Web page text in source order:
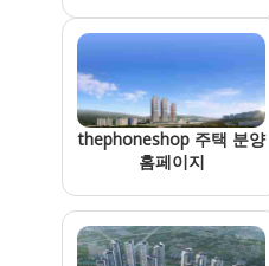
thephoneshop 주택 분양
홈페이지